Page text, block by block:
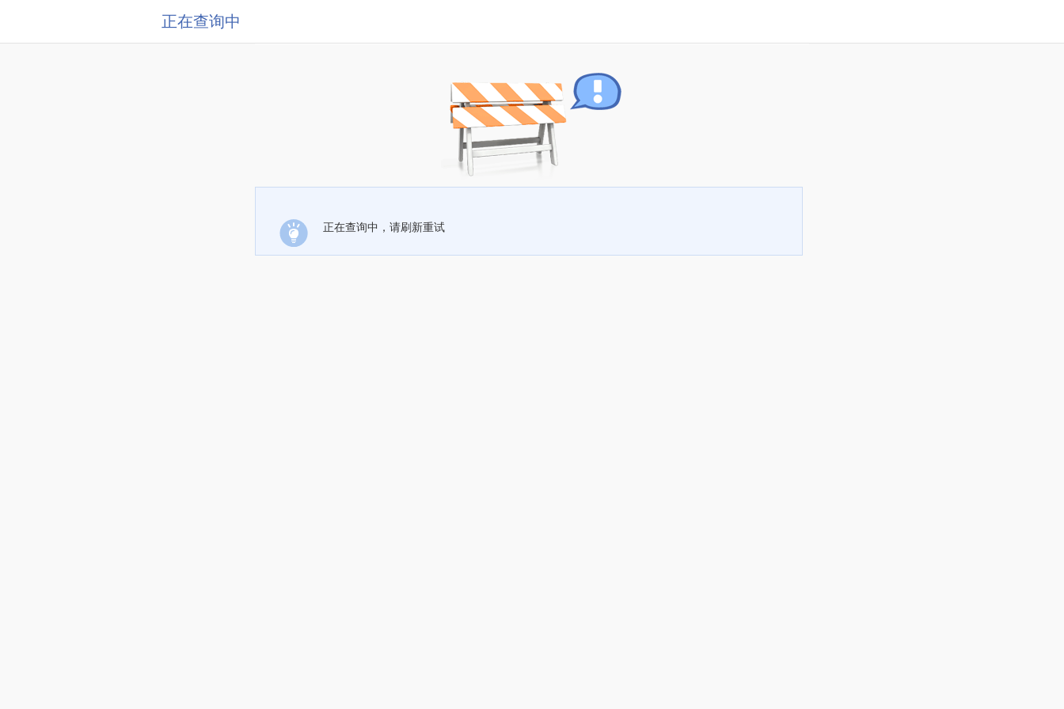
正在查询中
正在查询中，请刷新重试